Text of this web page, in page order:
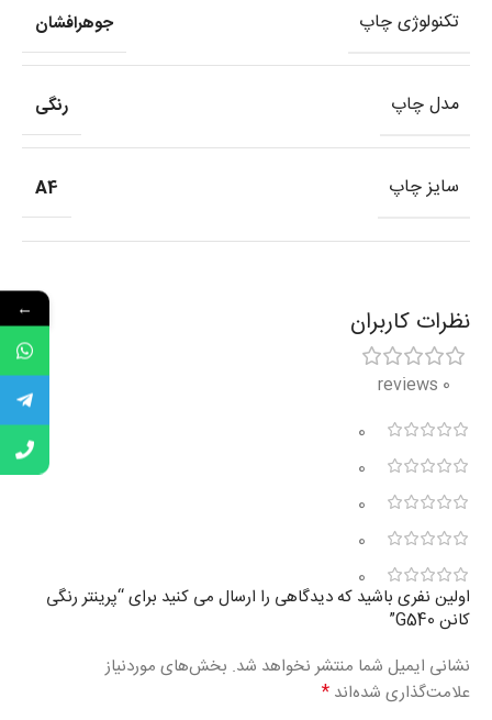
تکنولوژی چاپ جوهرافشان
مدل چاپ رنگی
سایز چاپ A4
نظرات کاربران
0 reviews
0
0
0
0
0
اولین نفری باشید که دیدگاهی را ارسال می کنید برای “پرینتر رنگی
کانن G540”
نشانی ایمیل شما منتشر نخواهد شد. بخش‌های موردنیاز
علامت‌گذاری شده‌اند *
←